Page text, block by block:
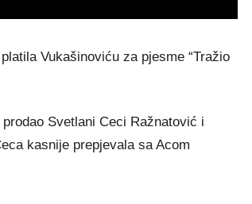
Vukašinoviću za pjesme “Tražio
Svetlani Ceci Ražnatović i
kasnije prepjevala sa Acom